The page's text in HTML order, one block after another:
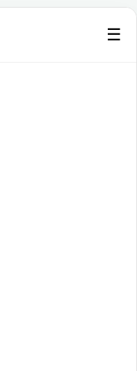
☰